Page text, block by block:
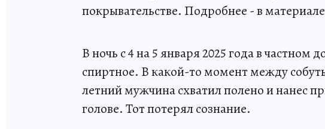
покрывательстве. Подробнее - в
В ночь с 4 на 5 января 2025 года в
спиртное. В какой-то момент между
летний мужчина схватил полено и нанес
голове. Тот потерял сознание.